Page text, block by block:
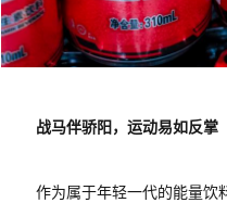
战马伴骄阳，运动易如反掌
作为属于年轻一代的能量饮